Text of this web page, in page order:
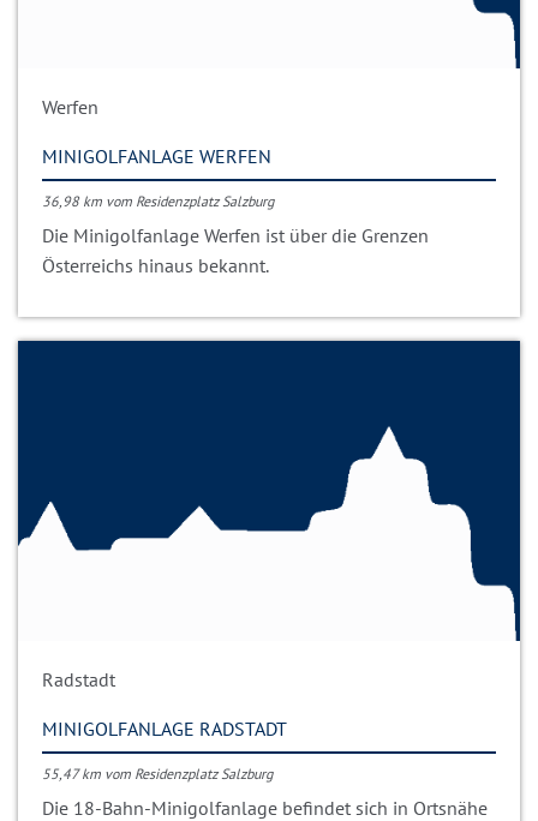
Werfen
MINIGOLFANLAGE WERFEN
36,98 km vom Residenzplatz Salzburg
Die Minigolfanlage Werfen ist über die Grenzen
Österreichs hinaus bekannt.
Radstadt
MINIGOLFANLAGE RADSTADT
55,47 km vom Residenzplatz Salzburg
Die 18-Bahn-Minigolfanlage befindet sich in Ortsnähe